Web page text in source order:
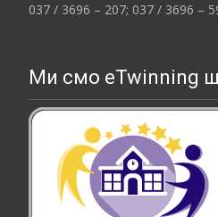
e
e
t
h
037 / 3696 – 207; 037 / 3696 –
Ми смо eTwinning